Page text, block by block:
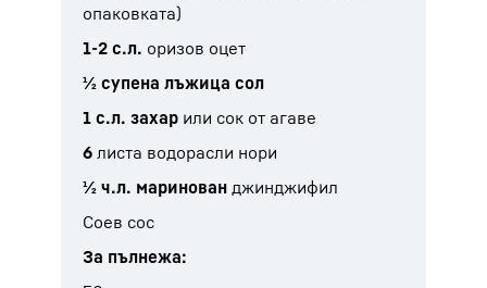
опаковката)
1-2 с.л. оризов оцет
½ супена лъжица сол
1 с.л. захар или сок от агаве
6 листа водорасли нори
½ ч.л. маринован джинджифил
Соев сос
За пълнежа: